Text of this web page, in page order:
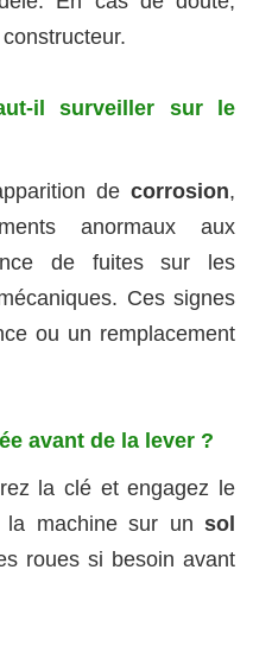
il surveiller sur le
de corrosion,
anormaux aux
de fuites sur les
Ces signes
ou un remplacement
avant de la lever ?
la clé et engagez le
la machine sur un sol
roues si besoin avant